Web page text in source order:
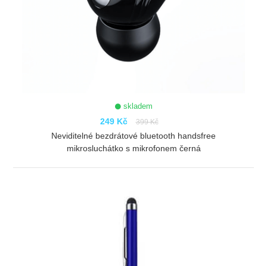
skladem
249 Kč 399 Kč
Neviditelné bezdrátové bluetooth handsfree
mikrosluchátko s mikrofonem černá